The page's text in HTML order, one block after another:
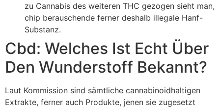
zu Cannabis des weiteren THC gezogen sieht man,
chip berauschende ferner deshalb illegale Hanf-
Substanz.
Cbd: Welches Ist Echt Über
Den Wunder­stoff Bekannt?
Laut Kommission sind sämtliche cannabinoidhaltigen
Extrakte, ferner auch Produkte, jenen sie zugesetzt